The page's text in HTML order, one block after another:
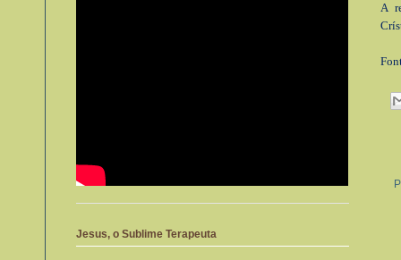
A
Jesus, o Sublime Terapeuta